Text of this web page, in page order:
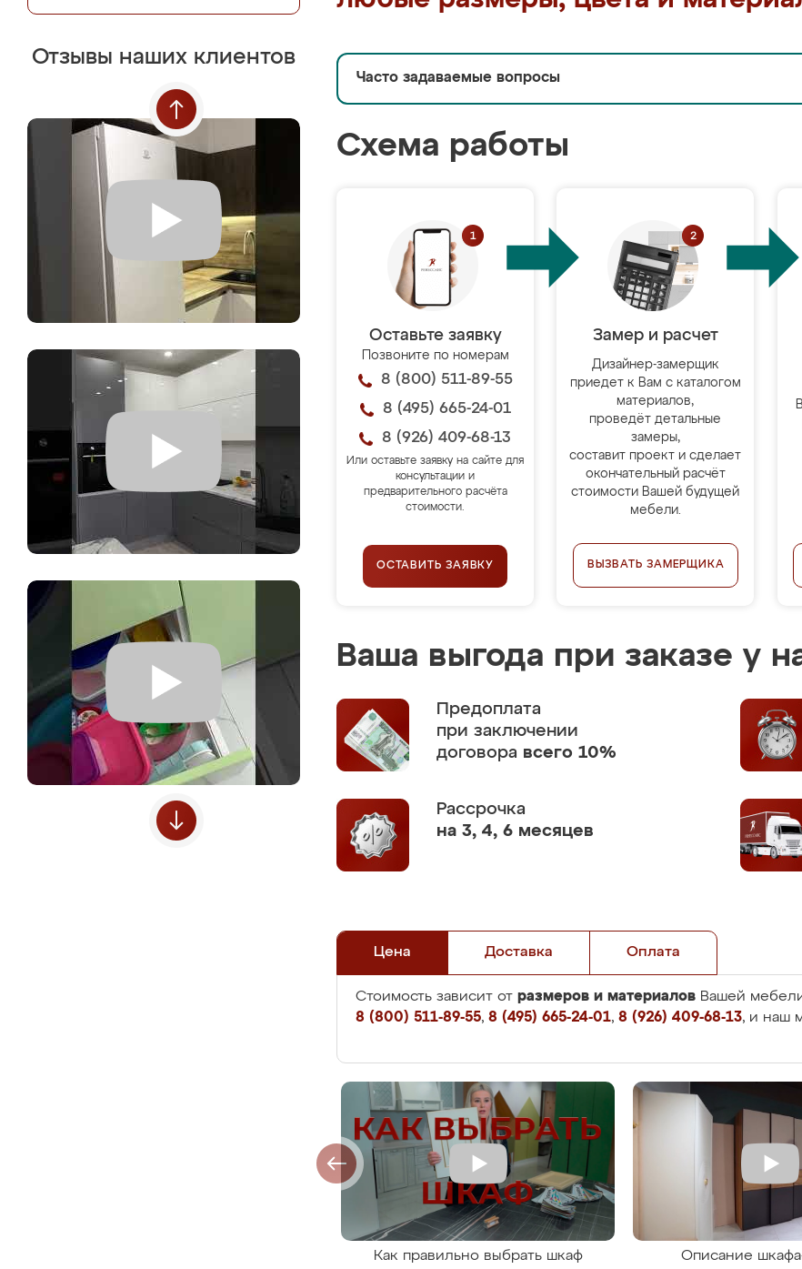
Отзывы наших клиентов
Часто задаваемые вопросы
Схема работы
Оставьте заявку
Позвоните по номерам
8 (800) 511-89-55
8 (495) 665-24-01
8 (926) 409-68-13
Или оставьте заявку на сайте для
консультации и
предварительного расчёта
стоимости.
ОСТАВИТЬ ЗАЯВКУ
Замер и расчет
Дизайнер-замерщик
приедет к Вам с каталогом
материалов,
проведёт детальные
замеры,
составит проект и сделает
окончательный расчёт
стоимости Вашей будущей
мебели.
ВЫЗВАТЬ ЗАМЕРЩИКА
Ваша выгода при заказе у
Предоплата
при заключении
договора всего 10%
Рассрочка
на 3, 4, 6 месяцев
Цена Доставка Оплата
Стоимость зависит от размеров и материалов Вашей
8 (800) 511-89-55, 8 (495) 665-24-01, 8 (926) 409-68-13, и наш
Как правильно выбрать шкаф
Описание